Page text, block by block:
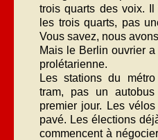
trois quarts des voix.
les trois quarts, pas
Vous savez, nous
Mais le Berlin ouvrier
prolétarienne.
Les stations du
tram, pas un
premier jour. Les
pavé. Les élections
commencent à